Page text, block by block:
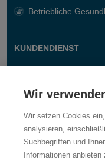
Betriebliche
KUNDENDIENST
Wir
Wir setzen Cookies
analysieren,
Suchbegriffen und
Informationen anbieten